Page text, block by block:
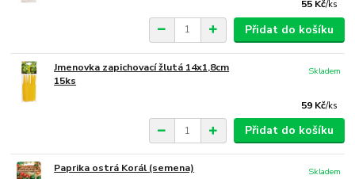
55 Kč/ks
Přidat do košíku
Jmenovka zapichovací žlutá 14x1,8cm
15ks
59 Kč/ks
Skladem
Přidat do košíku
Paprika ostrá Korál (semena)
Skladem